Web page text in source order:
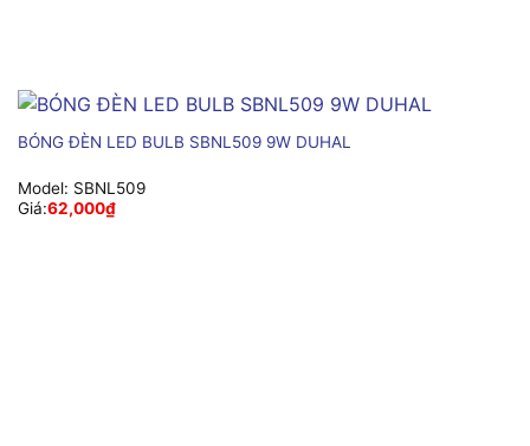
BÓNG ĐÈN LED BULB SBNL509 9W DUHAL
Model: SBNL509
Giá:62,000₫